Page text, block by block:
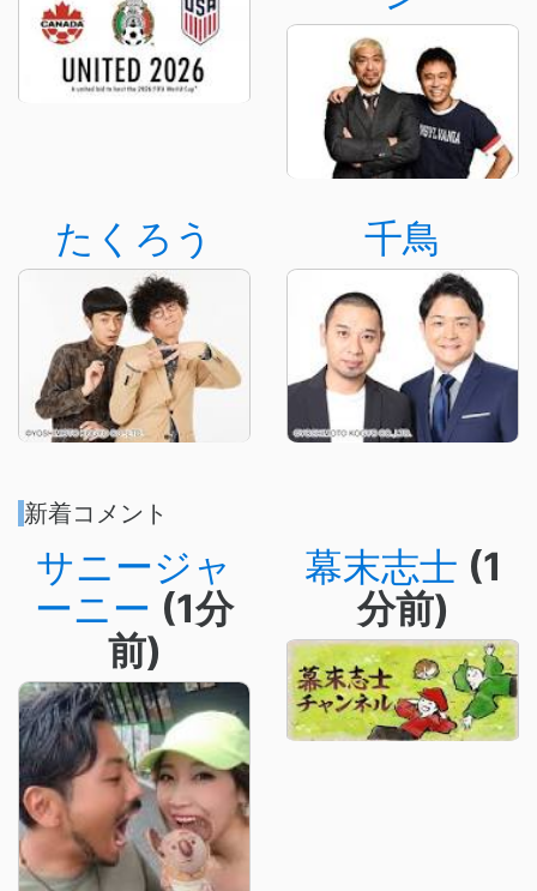
たくろう 千鳥
新着コメント
サニージャ
ーニー (1分
前)
幕末志士 (1
分前)